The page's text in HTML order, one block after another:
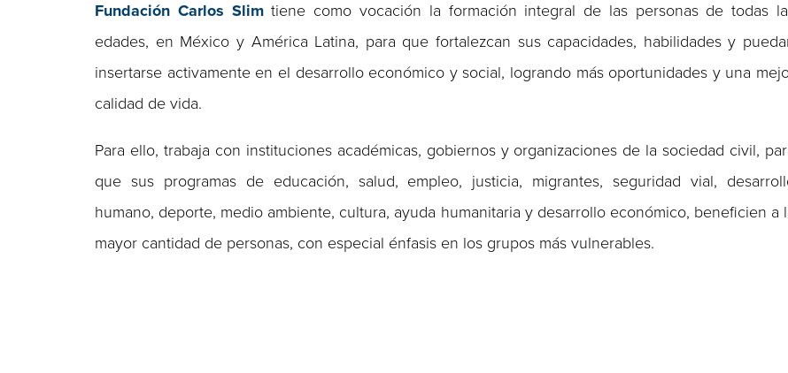
Fundación Carlos Slimtiene como vocación la formación integral de las personas de todas
edades, en México y América Latina, para que fortalezcan sus capacidades, habilidades y
insertarse activamente en el desarrollo económico y social, logrando más oportunidades y una
calidad de vida.
Para ello, trabaja con instituciones académicas, gobiernos y organizaciones de la sociedad civil,
que sus programas de educación, salud, empleo, justicia, migrantes, seguridad vial,
humano, deporte, medio ambiente, cultura, ayuda humanitaria y desarrollo económico, beneficien a
mayor cantidad de personas, con especial énfasis en los grupos más vulnerables.